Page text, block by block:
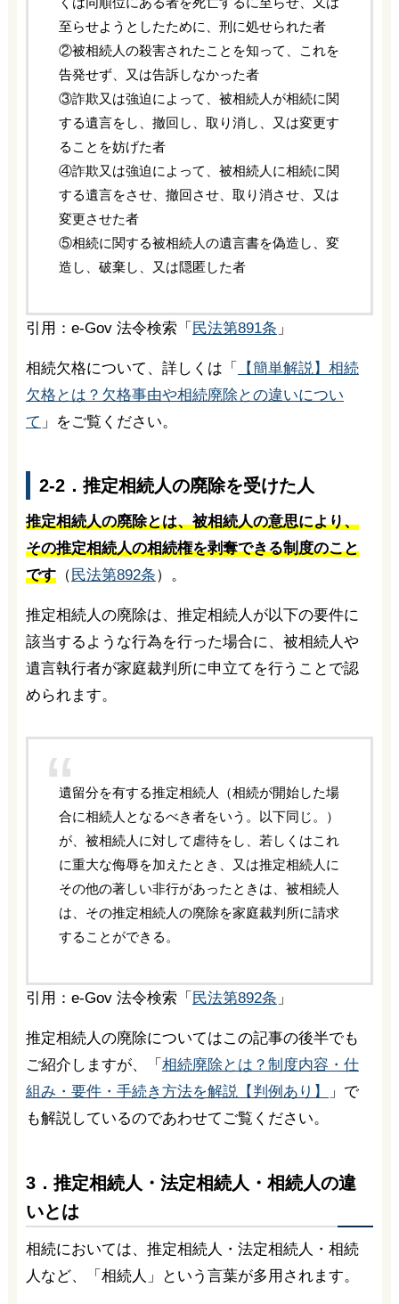
至らせようとしたために、刑に処せられた者
②被相続人の殺害されたことを知って、これを
告発せず、又は告訴しなかった者
③詐欺又は強迫によって、被相続人が相続に関
する遺言をし、撤回し、取り消し、又は変更す
ることを妨げた者
④詐欺又は強迫によって、被相続人に相続に関
する遺言をさせ、撤回させ、取り消させ、又は
変更させた者
⑤相続に関する被相続人の遺言書を偽造し、変
造し、破棄し、又は隠匿した者
引用：e-Gov 法令検索「 民法第891条 」
相続欠格について、詳しくは「
【簡単解説】相続
欠格とは？欠格事由や相続廃除との違いについ
て 」をご覧ください。
2-2．推定相続人の廃除を受けた人
推定相続人の廃除とは、被相続人の意思により、
その推定相続人の相続権を剥奪できる制度のこと
です（ 民法第892条）。
推定相続人の廃除は、推定相続人が以下の要件に
該当するような行為を行った場合に、被相続人や
遺言執行者が家庭裁判所に申立てを行うことで認
められます。
遺留分を有する推定相続人（相続が開始した場
合に相続人となるべき者をいう。以下同じ。）
が、被相続人に対して虐待をし、若しくはこれ
に重大な侮辱を加えたとき、又は推定相続人に
その他の著しい非行があったときは、被相続人
は、その推定相続人の廃除を家庭裁判所に請求
することができる。
引用：e-Gov 法令検索「 民法第892条 」
推定相続人の廃除についてはこの記事の後半でも
ご紹介しますが、「 相続廃除とは？制度内容・仕
組み・要件・手続き方法を解説【判例あり】
」で
も解説しているのであわせてご覧ください。
3．推定相続人・法定相続人・相続人の違
いとは
相続においては、推定相続人・法定相続人・相続
人など、「相続人」という言葉が多用されます。